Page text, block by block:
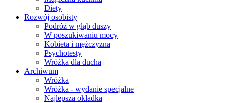
Diety
Rozwój osobisty
Podróż w głąb duszy
W poszukiwaniu mocy
Kobieta i mężczyzna
Psychotesty
Wróżka dla ducha
Archiwum
Wróżka
Wróżka - wydanie specjalne
Najlepsza okładka